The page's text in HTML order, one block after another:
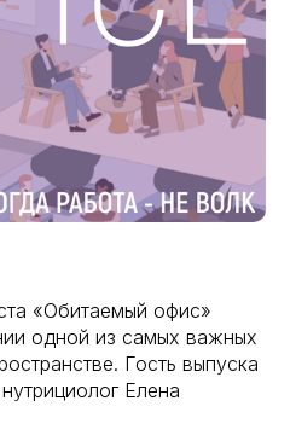
«Обитаемый офис»
одной из самых важных
Гость выпуска
Елена